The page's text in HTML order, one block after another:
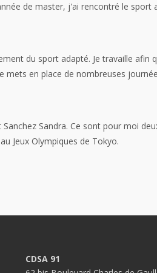
de master, j'ai rencontré le sport
du sport adapté. Je travaille afin
mets en place de nombreuses
Sandra. Ce sont pour moi
Jeux Olympiques de Tokyo.
CDSA 91